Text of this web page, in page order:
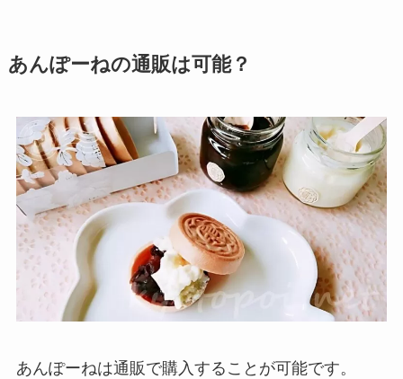
あんぽーねの通販は可能？
あんぽーねは通販で購入することが可能です。